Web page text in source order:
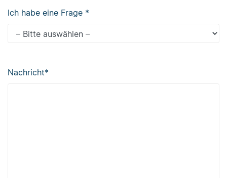
Ich habe eine Frage *
Nachricht*